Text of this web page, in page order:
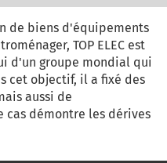
de biens d'équipements
TOP ELEC est
d'un groupe mondial qui
cet objectif, il a fixé des
aussi de
cas démontre les dérives